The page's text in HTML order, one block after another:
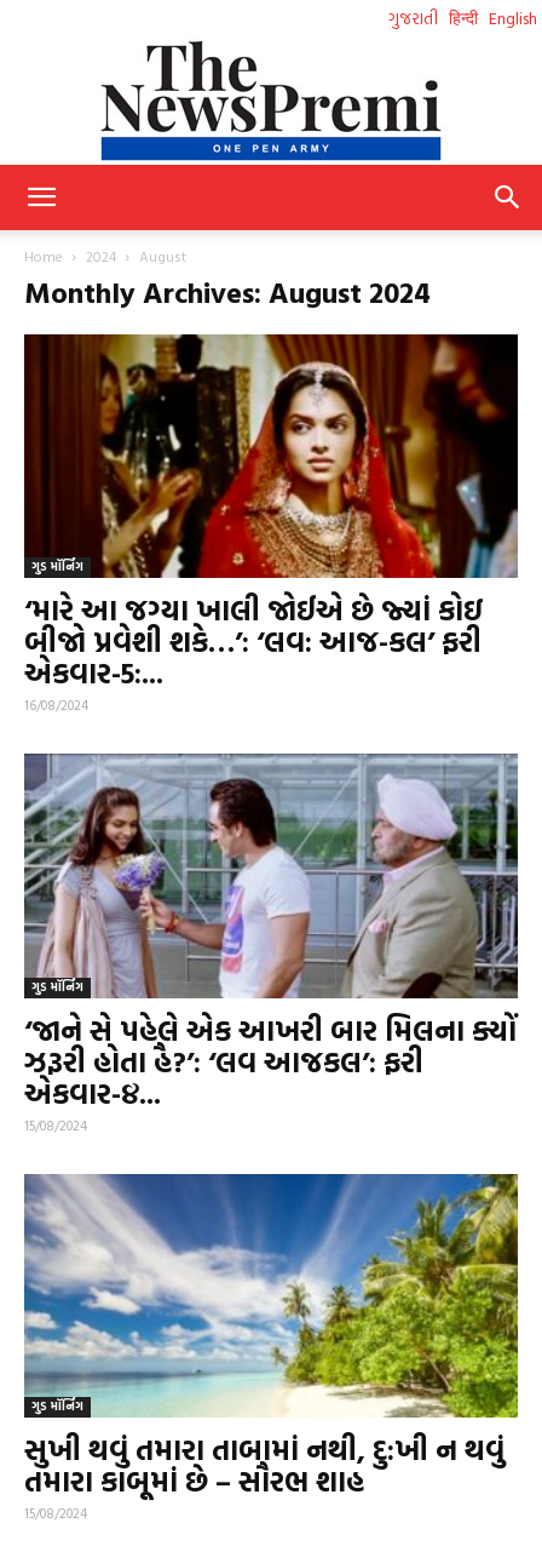
ગુજરાતી हिन्दी English
Home 2024 August
Monthly Archives: August 2024
ગુડ મૉર્નિંગ
‘મારે આ જગ્યા ખાલી જોઈએ છે જ્યાં કોઇ
બીજો પ્રવેશી શકે…’: ‘લવ: આજ-કલ’ ફરી
એકવાર-5:...
16/08/2024
ગુડ મૉર્નિંગ
‘જાને સે પહેલે એક આખરી બાર મિલના ક્યોં
ઝરૂરી હોતા હૈ?’: ‘લવ આજકલ’: ફરી
એકવાર-૪...
15/08/2024
ગુડ મૉર્નિંગ
સુખી થવું તમારા તાબામાં નથી, દુ:ખી ન થવું
તમારા કાબૂમાં છે – સૌરભ શાહ
15/08/2024